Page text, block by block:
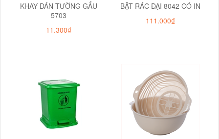
KHAY DÁN TƯỜNG GẤU
5703
11.300₫
BẬT RÁC ĐẠI 8042 CÓ IN
111.000₫